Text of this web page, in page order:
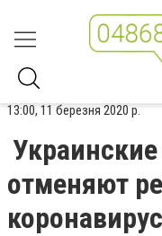
13:00, 11 березня 2020 р.
отменяют